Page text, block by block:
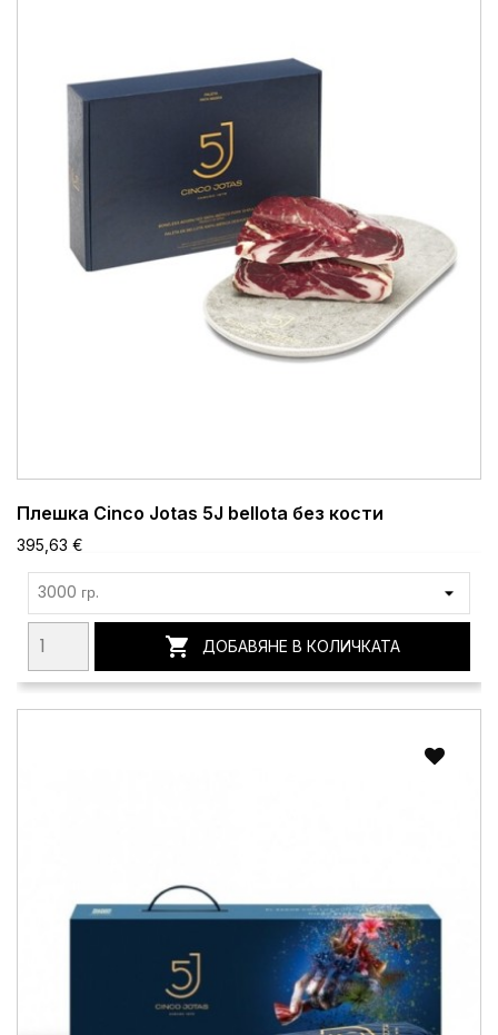
Плешка Cinco Jotas 5J bellota без кости
395,63 €
 ДОБАВЯНЕ В КОЛИЧКАТА